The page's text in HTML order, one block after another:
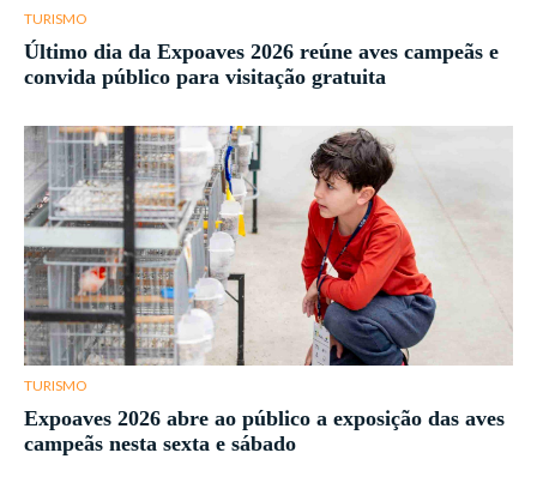
TURISMO
Último dia da Expoaves 2026 reúne aves campeãs e
convida público para visitação gratuita
TURISMO
Expoaves 2026 abre ao público a exposição das aves
campeãs nesta sexta e sábado